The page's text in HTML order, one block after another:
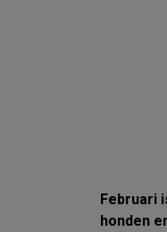
Februari
honden